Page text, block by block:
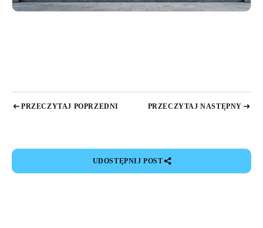
PRZECZYTAJ POPRZEDNI PRZECZYTAJ NASTĘPNY
UDOSTĘPNIJ POST